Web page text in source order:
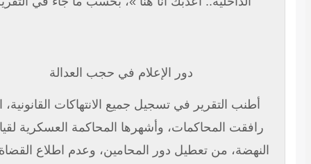
دور الإعلام في حجب العدالة
أطنب التقرير في تسجيل جميع الانتهاكات القانونية، التي
رافقت المحاكمات، وأشهرها المحاكمة العسكرية لقيادات
من تعطيل دور المحامين، وعدم اطلاع القضاة على